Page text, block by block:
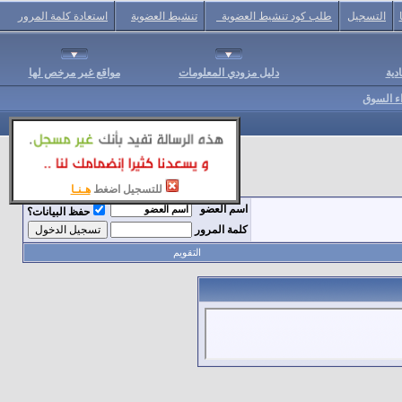
للتسجيل اضغط هـنـا
التسجيل طلب كود تنشيط العضوية تنشيط العضوية استعادة كلمة المرور
دليل مزودي المعلومات مواقع غير مرخص لها
السوق
اسم العضو
حفظ البيانات؟
كلمة المرور
التقويم